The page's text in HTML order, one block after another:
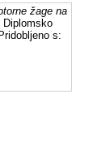
žage na
Diplomsko
s: